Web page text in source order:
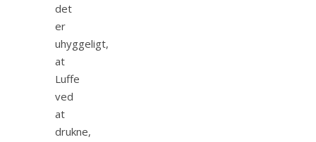
det
er
uhyggeligt,
at
Luffe
ved
at
drukne,